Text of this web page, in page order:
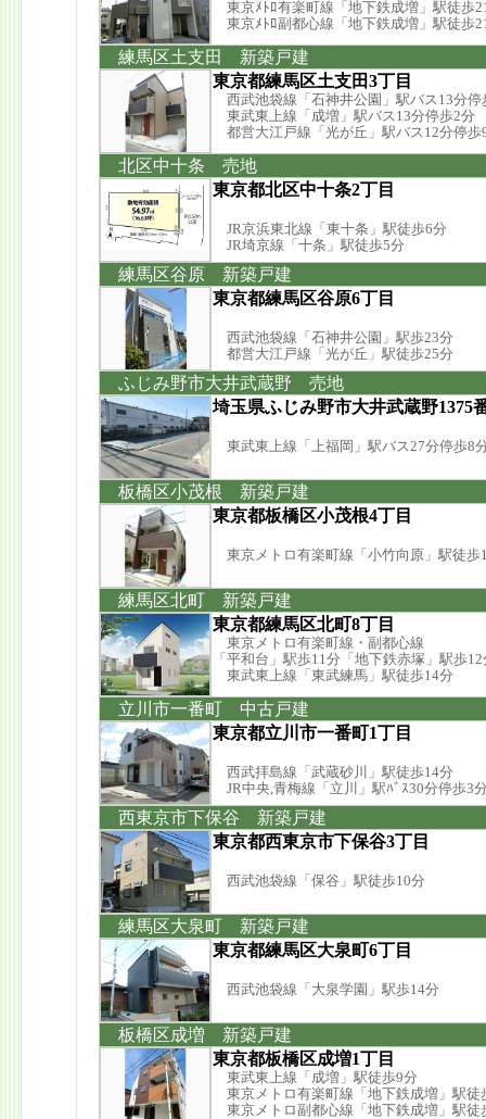
東京ﾒﾄﾛ有楽町線「地下鉄成増」駅徒歩
東京ﾒﾄﾛ副都心線「地下鉄成増」駅徒歩
練馬区土支田 新築戸建
東京都練馬区土支田3丁目
西武池袋線「石神井公園」駅バス13分停
東武東上線「成増」駅バス13分停歩2分
都営大江戸線「光が丘」駅バス12分停歩
北区中十条 売地
東京都北区中十条2丁目
JR京浜東北線「東十条」駅徒歩6分
JR埼京線「十条」駅徒歩5分
練馬区谷原 新築戸建
東京都練馬区谷原6丁目
西武池袋線「石神井公園」駅歩23分
都営大江戸線「光が丘」駅徒歩25分
ふじみ野市大井武蔵野 売地
埼玉県ふじみ野市大井武蔵野1375
東武東上線「上福岡」駅バス27分停歩8
板橋区小茂根 新築戸建
東京都板橋区小茂根4丁目
東京メトロ有楽町線「小竹向原」駅徒歩
練馬区北町 新築戸建
東京都練馬区北町8丁目
東京メトロ有楽町線・副都心線
「平和台」駅歩11分「地下鉄赤塚」駅歩12
東武東上線「東武練馬」駅徒歩14分
立川市一番町 中古戸建
東京都立川市一番町1丁目
西武拝島線「武蔵砂川」駅徒歩14分
JR中央,青梅線「立川」駅ﾊﾞｽ30分停歩3
西東京市下保谷 新築戸建
東京都西東京市下保谷3丁目
西武池袋線「保谷」駅徒歩10分
練馬区大泉町 新築戸建
東京都練馬区大泉町6丁目
西武池袋線「大泉学園」駅歩14分
板橋区成増 新築戸建
東京都板橋区成増1丁目
東武東上線「成増」駅徒歩9分
東京メトロ有楽町線「地下鉄成増」駅徒
東京メトロ副都心線「地下鉄成増」駅徒